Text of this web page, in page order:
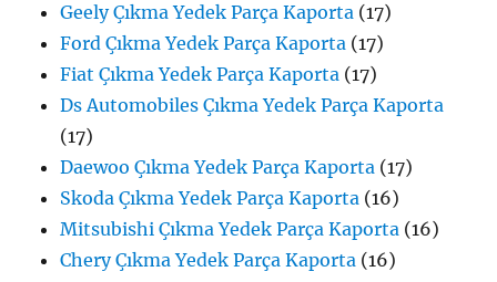
Geely Çıkma Yedek Parça Kaporta (17)
Ford Çıkma Yedek Parça Kaporta (17)
Fiat Çıkma Yedek Parça Kaporta (17)
Ds Automobiles Çıkma Yedek Parça Kaporta
(17)
Daewoo Çıkma Yedek Parça Kaporta (17)
Skoda Çıkma Yedek Parça Kaporta (16)
Mitsubishi Çıkma Yedek Parça Kaporta (16)
Chery Çıkma Yedek Parça Kaporta (16)